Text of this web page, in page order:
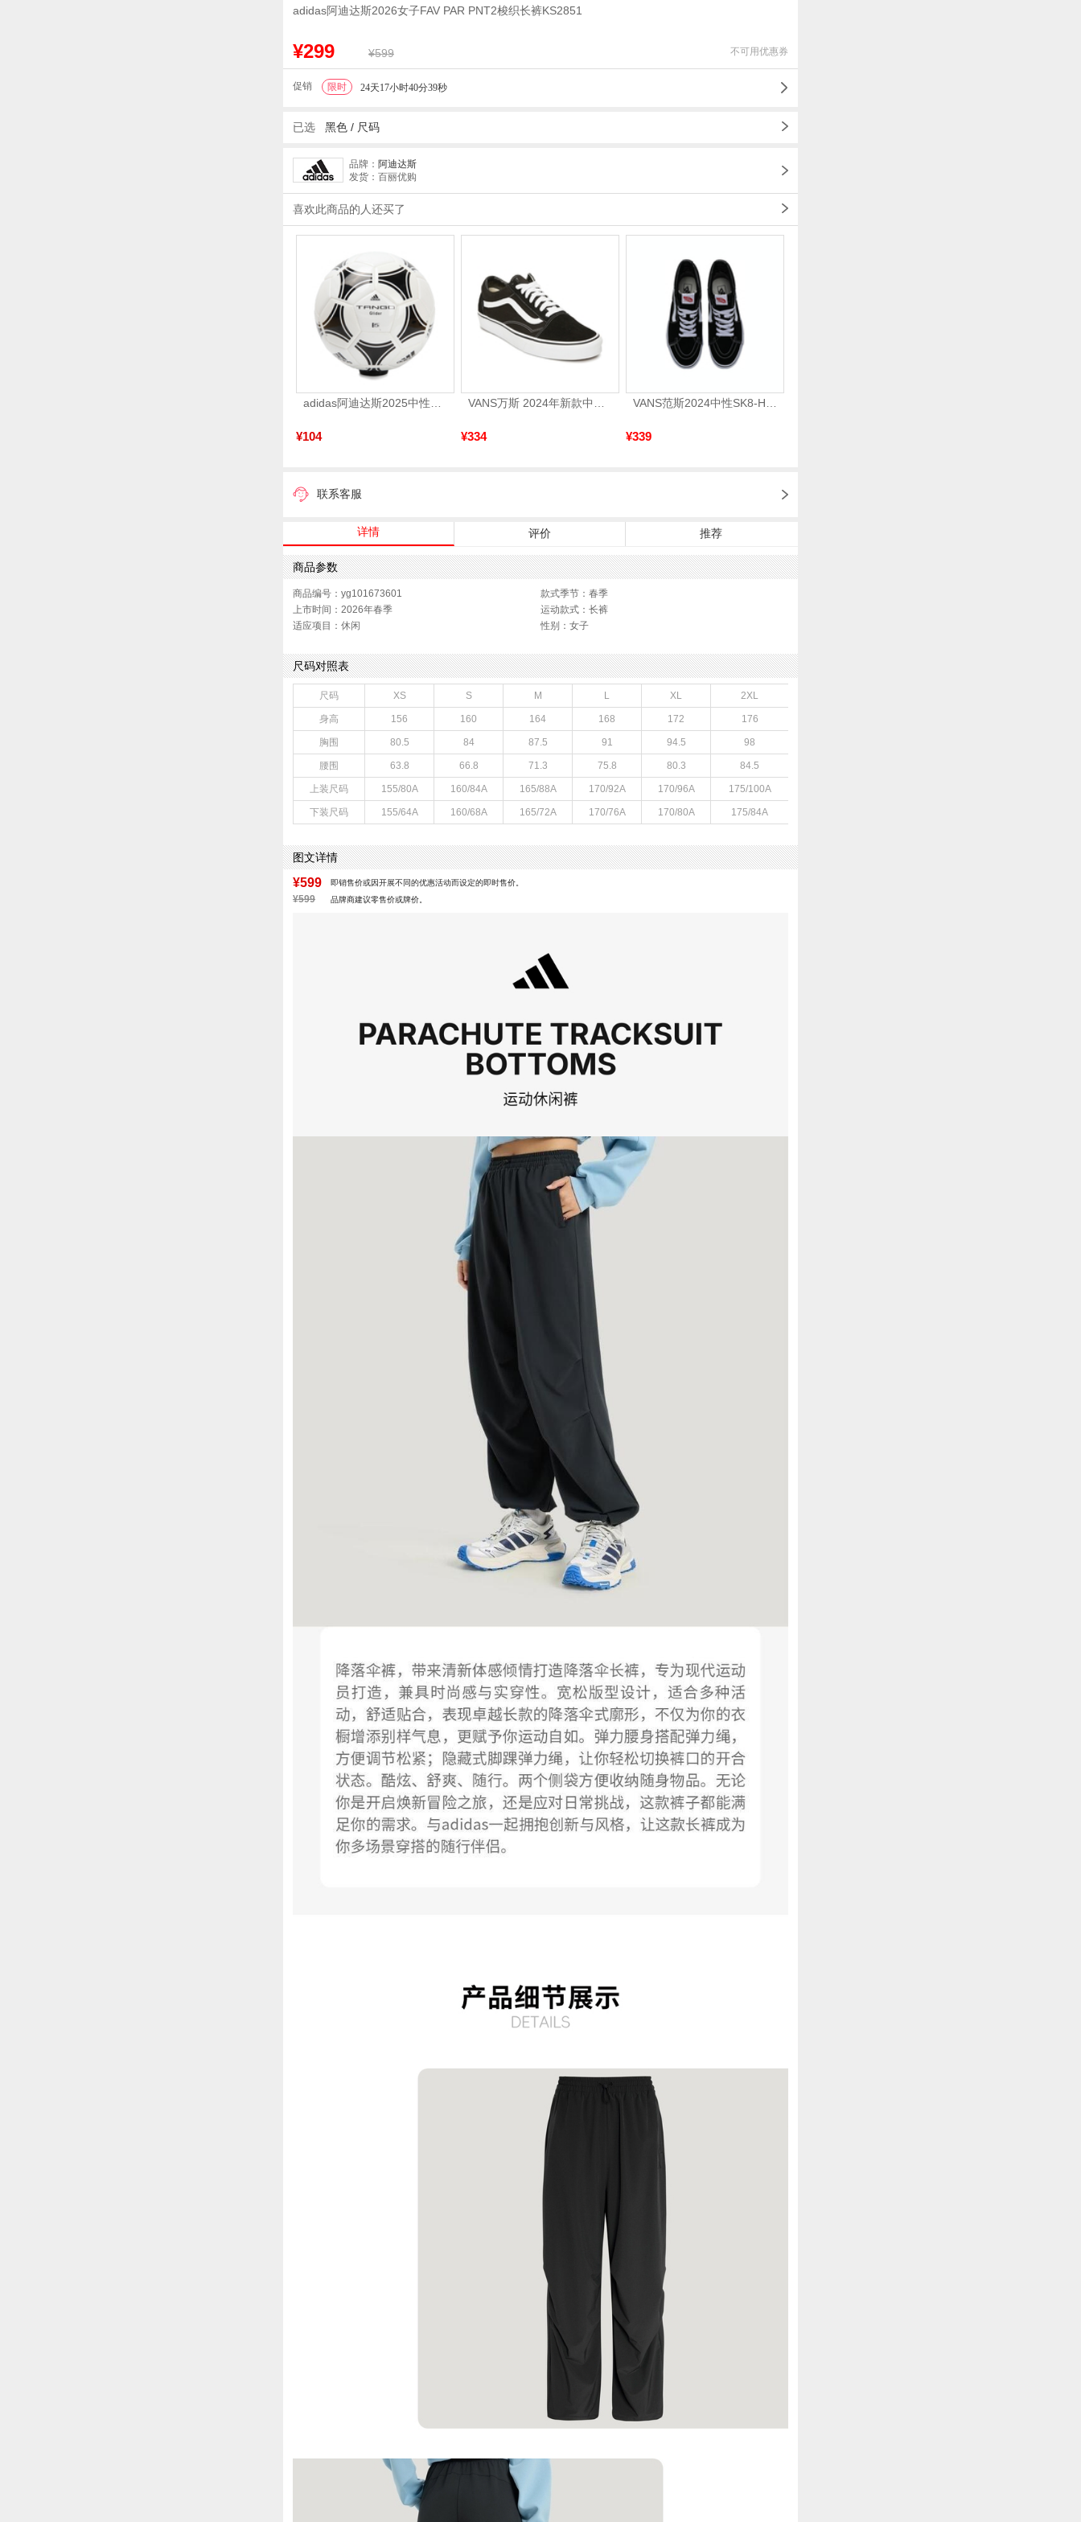
adidas阿迪达斯2026女子FAV PAR PNT2梭织长裤KS2851
¥299 ¥599 不可用优惠券
促销 限时 24天17小时40分38秒
已选 黑色 / 尺码
品牌： 阿迪达斯
发货：百丽优购
喜欢此商品的人还买了
adidas阿迪达斯2025中性TANGO GLIDER足球S12241
¥104
VANS万斯 2024年新款中性OldSkool帆布鞋/硫化鞋VN000D3HY28（延续款）
¥334
VANS范斯2024中性SK8-HiCL帆布鞋/硫化鞋VN000D5IB8C
¥339
联系客服
详情 评价 推荐
商品参数
商品编号：yg101673601
款式季节：春季
上市时间：2026年春季
运动款式：长裤
适应项目：休闲
性别：女子
尺码对照表
尺码 XS S M L XL 2XL
身高 156 160 164 168 172 176
胸围 80.5 84 87.5 91 94.5 98
腰围 63.8 66.8 71.3 75.8 80.3 84.5
上装尺码 155/80A 160/84A 165/88A 170/92A 170/96A 175/100A
下装尺码 155/64A 160/68A 165/72A 170/76A 170/80A 175/84A
图文详情
¥599 即销售价或因开展不同的优惠活动而设定的即时售价。
¥599 品牌商建议零售价或牌价。